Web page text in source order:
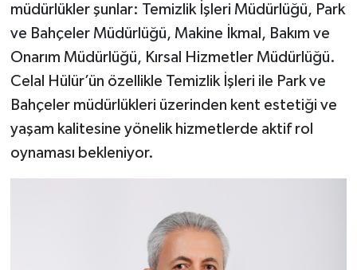
müdürlükler şunlar: Temizlik İşleri Müdürlüğü, Park
ve Bahçeler Müdürlüğü, Makine İkmal, Bakım ve
Onarım Müdürlüğü, Kırsal Hizmetler Müdürlüğü.
Celal Hülür’ün özellikle Temizlik İşleri ile Park ve
Bahçeler müdürlükleri üzerinden kent estetiği ve
yaşam kalitesine yönelik hizmetlerde aktif rol
oynaması bekleniyor.